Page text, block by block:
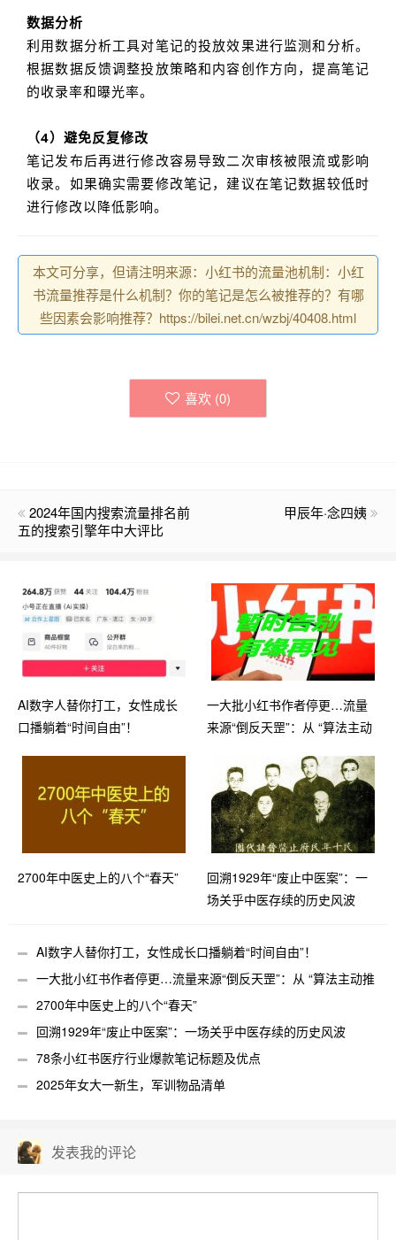
数据分析
利用数据分析工具对笔记的投放效果进行监测和分析。
根据数据反馈调整投放策略和内容创作方向，提高笔记
的收录率和曝光率。
（4）避免反复修改
笔记发布后再进行修改容易导致二次审核被限流或影响
收录。如果确实需要修改笔记，建议在笔记数据较低时
进行修改以降低影响。
本文可分享，但请注明来源：小红书的流量池机制：小红
书流量推荐是什么机制？你的笔记是怎么被推荐的？有哪
些因素会影响推荐？https://bilei.net.cn/wzbj/40408.html
喜欢 (0)
2024年国内搜索流量排名前
五的搜索引擎年中大评比
甲辰年·念四姨
AI数字人替你打工，女性成长
口播躺着“时间自由”！
一大批小红书作者停更…流量
来源“倒反天罡”：从 “算法主动
动搜索”
2700年中医史上的八个“春天”
回溯1929年“废止中医案”：一
场关乎中医存续的历史风波
AI数字人替你打工，女性成长口播躺着“时间自由”！
一大批小红书作者停更…流量来源“倒反天罡”：从 “算法主动推
送” 倾斜到 “需求驱动SEO被动搜索”
2700年中医史上的八个“春天”
回溯1929年“废止中医案”：一场关乎中医存续的历史风波
78条小红书医疗行业爆款笔记标题及优点
2025年女大一新生，军训物品清单
发表我的评论